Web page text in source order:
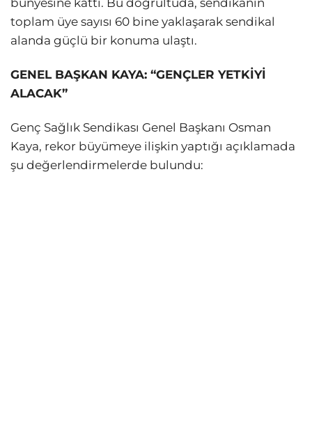
toplam üye sayısı 60 bine yaklaşarak sendikal
alanda güçlü bir konuma ulaştı.
GENEL BAŞKAN KAYA: “GENÇLER YETKİYİ
ALACAK”
Genç Sağlık Sendikası Genel Başkanı Osman
Kaya, rekor büyümeye ilişkin yaptığı açıklamada
şu değerlendirmelerde bulundu: